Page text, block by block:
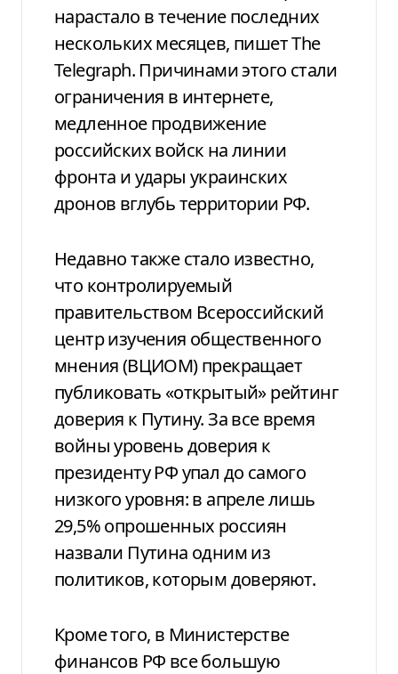
нарастало в течение последних
нескольких месяцев, пишет The
Telegraph. Причинами этого стали
ограничения в интернете,
медленное продвижение
российских войск на линии
фронта и удары украинских
дронов вглубь территории РФ.
Недавно также стало известно,
что контролируемый
правительством Всероссийский
центр изучения общественного
мнения (ВЦИОМ) прекращает
публиковать «открытый» рейтинг
доверия к Путину. За все время
войны уровень доверия к
президенту РФ упал до самого
низкого уровня: в апреле лишь
29,5% опрошенных россиян
назвали Путина одним из
политиков, которым доверяют.
Кроме того, в Министерстве
финансов РФ все большую